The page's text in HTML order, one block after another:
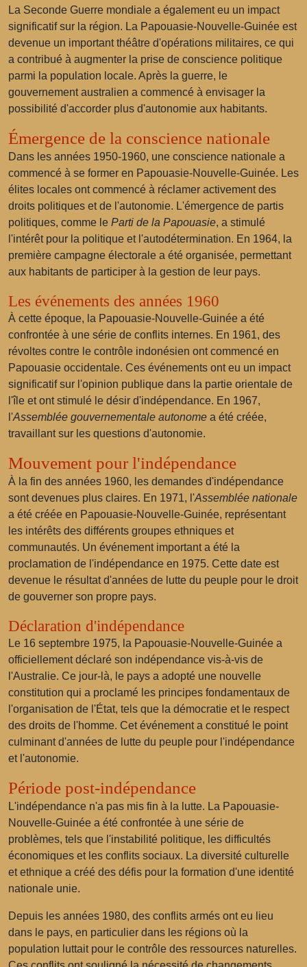
La Seconde Guerre mondiale a également eu un impact
significatif sur la région. La Papouasie-Nouvelle-Guinée est
devenue un important théâtre d'opérations militaires, ce qui
a contribué à augmenter la prise de conscience politique
parmi la population locale. Après la guerre, le
gouvernement australien a commencé à envisager la
possibilité d'accorder plus d'autonomie aux habitants.
Émergence de la conscience nationale
Dans les années 1950-1960, une conscience nationale a
commencé à se former en Papouasie-Nouvelle-Guinée. Les
élites locales ont commencé à réclamer activement des
droits politiques et de l'autonomie. L'émergence de partis
politiques, comme le Parti de la Papouasie, a stimulé
l'intérêt pour la politique et l'autodétermination. En 1964, la
première campagne électorale a été organisée, permettant
aux habitants de participer à la gestion de leur pays.
Les événements des années 1960
À cette époque, la Papouasie-Nouvelle-Guinée a été
confrontée à une série de conflits internes. En 1961, des
révoltes contre le contrôle indonésien ont commencé en
Papouasie occidentale. Ces événements ont eu un impact
significatif sur l'opinion publique dans la partie orientale de
l'île et ont stimulé le désir d'indépendance. En 1967,
l'Assemblée gouvernementale autonome a été créée,
travaillant sur les questions d'autonomie.
Mouvement pour l'indépendance
À la fin des années 1960, les demandes d'indépendance
sont devenues plus claires. En 1971, l'Assemblée nationale
a été créée en Papouasie-Nouvelle-Guinée, représentant
les intérêts des différents groupes ethniques et
communautés. Un événement important a été la
proclamation de l'indépendance en 1975. Cette date est
devenue le résultat d'années de lutte du peuple pour le droit
de gouverner son propre pays.
Déclaration d'indépendance
Le 16 septembre 1975, la Papouasie-Nouvelle-Guinée a
officiellement déclaré son indépendance vis-à-vis de
l'Australie. Ce jour-là, le pays a adopté une nouvelle
constitution qui a proclamé les principes fondamentaux de
l'organisation de l'État, tels que la démocratie et le respect
des droits de l'homme. Cet événement a constitué le point
culminant d'années de lutte du peuple pour l'indépendance
et l'autonomie.
Période post-indépendance
L'indépendance n'a pas mis fin à la lutte. La Papouasie-
Nouvelle-Guinée a été confrontée à une série de
problèmes, tels que l'instabilité politique, les difficultés
économiques et les conflits sociaux. La diversité culturelle
et ethnique a créé des défis pour la formation d'une identité
nationale unie.
Depuis les années 1980, des conflits armés ont eu lieu
dans le pays, en particulier dans les régions où la
population luttait pour le contrôle des ressources naturelles.